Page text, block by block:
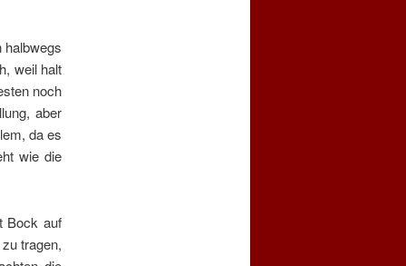
weil halt
noch
aber
da es
wie die
Bock auf
tragen,